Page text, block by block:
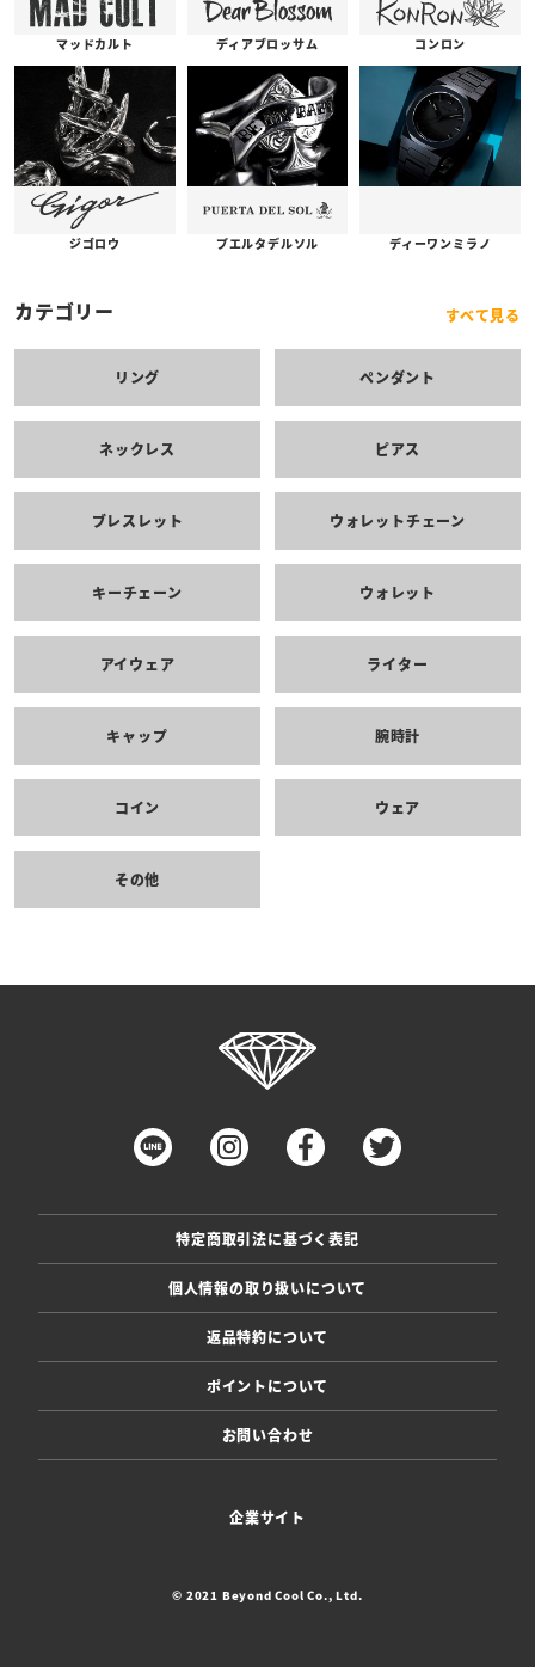
マッドカルト ディアブロッサム コンロン
ジゴロウ プエルタデルソル ディーワンミラノ
カテゴリー すべて見る
リング ペンダント
ネックレス ピアス
ブレスレット ウォレットチェーン
キーチェーン ウォレット
アイウェア ライター
キャップ 腕時計
コイン ウェア
その他
特定商取引法に基づく表記
個人情報の取り扱いについて
返品特約について
ポイントについて
お問い合わせ
企業サイト
© 2021 Beyond Cool Co., Ltd.